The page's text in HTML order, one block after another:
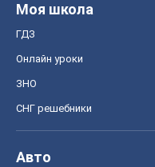
Моя школа
ГДЗ
Онлайн уроки
ЗНО
СНГ решебники
Авто